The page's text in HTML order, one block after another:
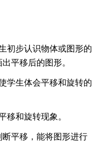
步认识物体或图形的
平移后的图形。
生体会平移和旋转的
和旋转现象。
平移，能将图形进行